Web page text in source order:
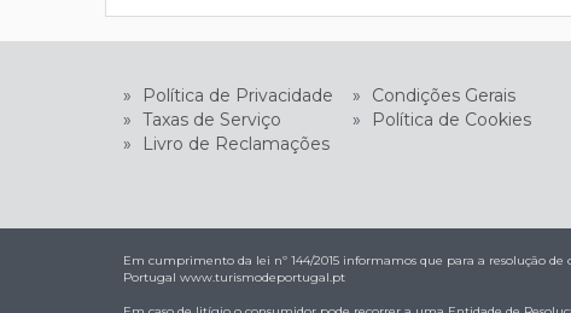
» Política de Privacidade »
Condições Gerais
» Taxas de Serviço »
Política de Cookies
»
Livro de Reclamações
Em cumprimento da lei nº 144/2015 informamos que para a resolução
Portugal www.turismodeportugal.pt